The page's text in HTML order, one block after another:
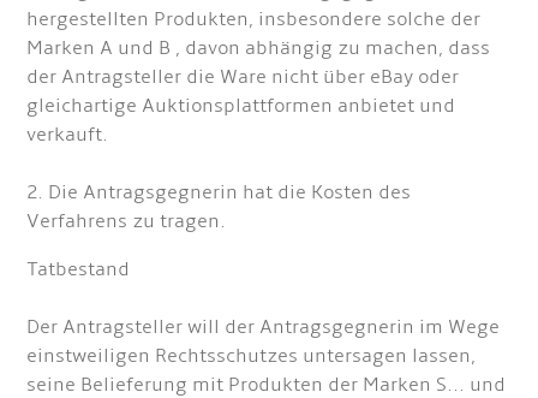
hergestellten Produkten, insbesondere solche der
Marken A und B , davon abhängig zu machen, dass
der Antragsteller die Ware nicht über eBay oder
gleichartige Auktionsplattformen anbietet und
verkauft.
2. Die Antragsgegnerin hat die Kosten des
Verfahrens zu tragen.
Tatbestand
Der Antragsteller will der Antragsgegnerin im Wege
einstweiligen Rechtsschutzes untersagen lassen,
seine Belieferung mit Produkten der Marken S... und